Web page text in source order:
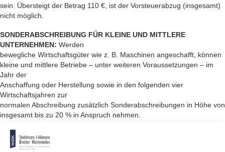
sein. Übersteigt der Betrag 110 €, ist der Vorsteuerabzug (insgesamt)
nicht möglich.
SONDERABSCHREIBUNG FÜR KLEINE UND MITTLERE
UNTERNEHMEN: Werden
bewegliche Wirtschaftsgüter wie z. B. Maschinen angeschafft, können
kleine und mittlere Betriebe – unter weiteren Voraussetzungen – im
Jahr der
Anschaffung oder Herstellung sowie in den folgenden vier
Wirtschaftsjahren zur
normalen Abschreibung zusätzlich Sonderabschreibungen in Höhe von
insgesamt bis zu 20 % in Anspruch nehmen.
Der Unternehmer kann entscheiden, in welchem Jahr er wie viel
Prozent der Sonderabschreibung